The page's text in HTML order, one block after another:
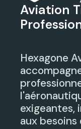
Aviation
Hexagone
exigeantes,
aux